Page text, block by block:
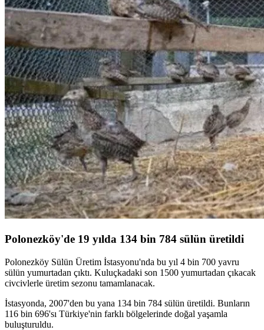
Polonezköy'de 19 yılda 134 bin 784 sülün üretildi
Polonezköy Sülün Üretim İstasyonu'nda bu yıl 4 bin 700 yavru
sülün yumurtadan çıktı. Kuluçkadaki son 1500 yumurtadan çıkacak
civcivlerle üretim sezonu tamamlanacak.
İstasyonda, 2007'den bu yana 134 bin 784 sülün üretildi. Bunların
116 bin 696'sı Türkiye'nin farklı bölgelerinde doğal yaşamla
buluşturuldu.